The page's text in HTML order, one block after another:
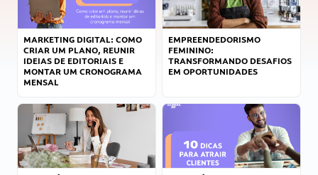
MARKETING DIGITAL: COMO
CRIAR UM PLANO, REUNIR
IDEIAS DE EDITORIAIS E
MONTAR UM CRONOGRAMA
MENSAL
EMPREENDEDORISMO
FEMININO:
TRANSFORMANDO DESAFIOS
EM OPORTUNIDADES